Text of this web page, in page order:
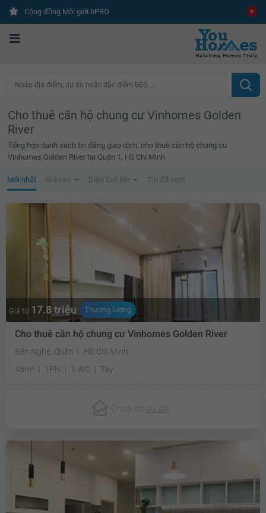
Cộng đồng Môi giới bPRO
Nhập địa điểm, dự án hoặc đặc điểm BĐS ...
Cho thuê căn hộ chung cư Vinhomes Golden
River
Tổng hợp danh sách tin đăng giao dịch, cho thuê căn hộ chung cư
Vinhomes Golden River tại Quận 1, Hồ Chí Minh
Mới nhất Giá cao Diện tích lớn Tin đã xem
Giá từ 17.8 triệu Thương lượng
Cho thuê căn hộ chung cư Vinhomes Golden River
Bến Nghé, Quận 1, Hồ Chí Minh
46m²
1PN 1 WC Tây
Chưa có ưu đãi